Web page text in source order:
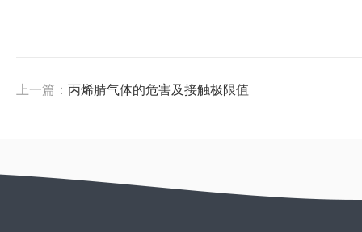
上一篇： 丙烯腈气体的危害及接触极限值